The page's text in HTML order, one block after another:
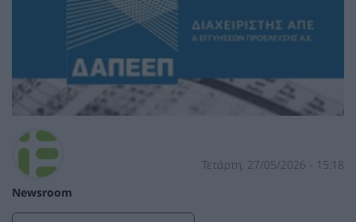
Newsroom
Τετάρτη, 27/05/2026 - 15:18